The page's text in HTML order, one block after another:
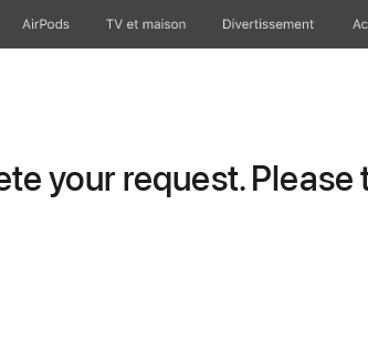
AirPods TV et maison Divertissement
your request. Please